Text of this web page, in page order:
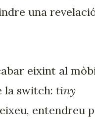
una
eixint al
la switch: tiny
entendreu